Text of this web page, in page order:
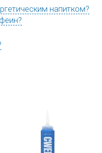
напитком?